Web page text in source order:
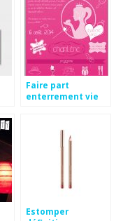
Faire part
enterrement vie
Estomper